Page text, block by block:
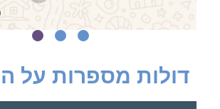
דולות מספרות על